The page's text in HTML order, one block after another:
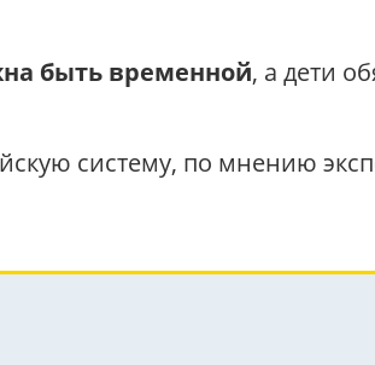
быть временной, а дети
систему, по мнению